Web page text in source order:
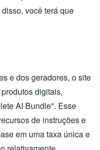
você terá que
e dos geradores, o site
digitais,
AI Bundle". Esse
de instruções e
em uma taxa única e